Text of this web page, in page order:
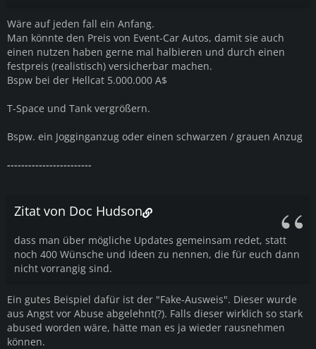
Wäre auf jeden fall ein Anfang.
Man könnte den Preis von Event-Car Autos, damit sie auch
einen nutzen haben gerne mal halbieren und durch einen
festpreis (realistisch) versicherbar machen.
Bspw bei der Hellcat 5.000.000 A$
T-Space und Tank vergrößern.
Bspw. ein Jogginganzug oder einen schwarzen / grauen Anzug
------------------------
Zitat von Doc Hudson
dass man über mögliche Updates gemeinsam redet, statt
noch 400 Wünsche und Ideen zu nennen, die für euch dann
nicht vorrangig sind.
Ein gutes Beispiel dafür ist der "Fake-Ausweis". Dieser wurde
aus Angst vor Abuse abgelehnt(?). Falls dieser wirklich so stark
abused worden wäre, hätte man es ja wieder rausnehmen
können.